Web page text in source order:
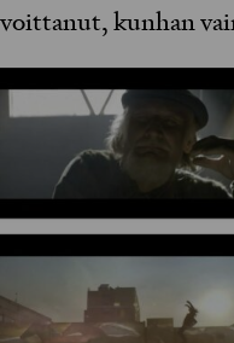
voittanut, kunhan